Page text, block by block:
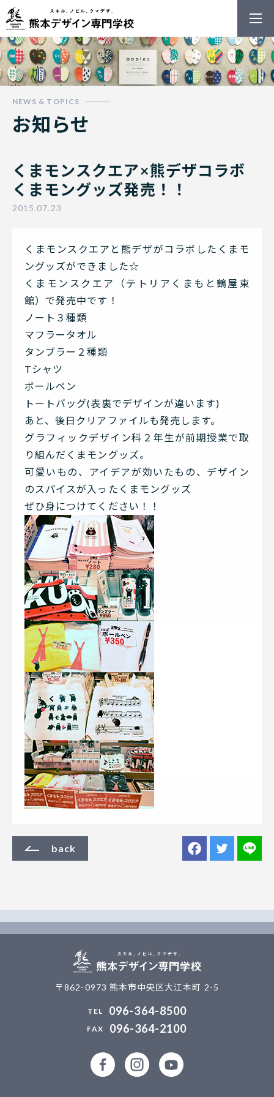
熊本デザイン
お知らせ
くまモンスクエア×熊デザコラボ
くまモングッズ発売！！
2015.07.23
くまモンスクエアと熊デザがコラボしたくまモ
ングッズができました☆
くまモンスクエア（テトリアくまもと鶴屋東
館）で発売中です！
ノート３種類
マフラータオル
タンブラー２種類
Tシャツ
ボールペン
トートバッグ(表裏でデザインが違います)
あと、後日クリアファイルも発売します。
グラフィックデザイン科２年生が前期授業で取
り組んだくまモングッズ。
可愛いもの、アイデアが効いたもの、デザイン
のスパイスが入ったくまモングッズ
ぜひ身につけてください！！
back
〒862-0973 熊本市中央区大江本町 2-5
096-364-8500
096-364-2100
公式facebookページ
公式Instagramアカウント